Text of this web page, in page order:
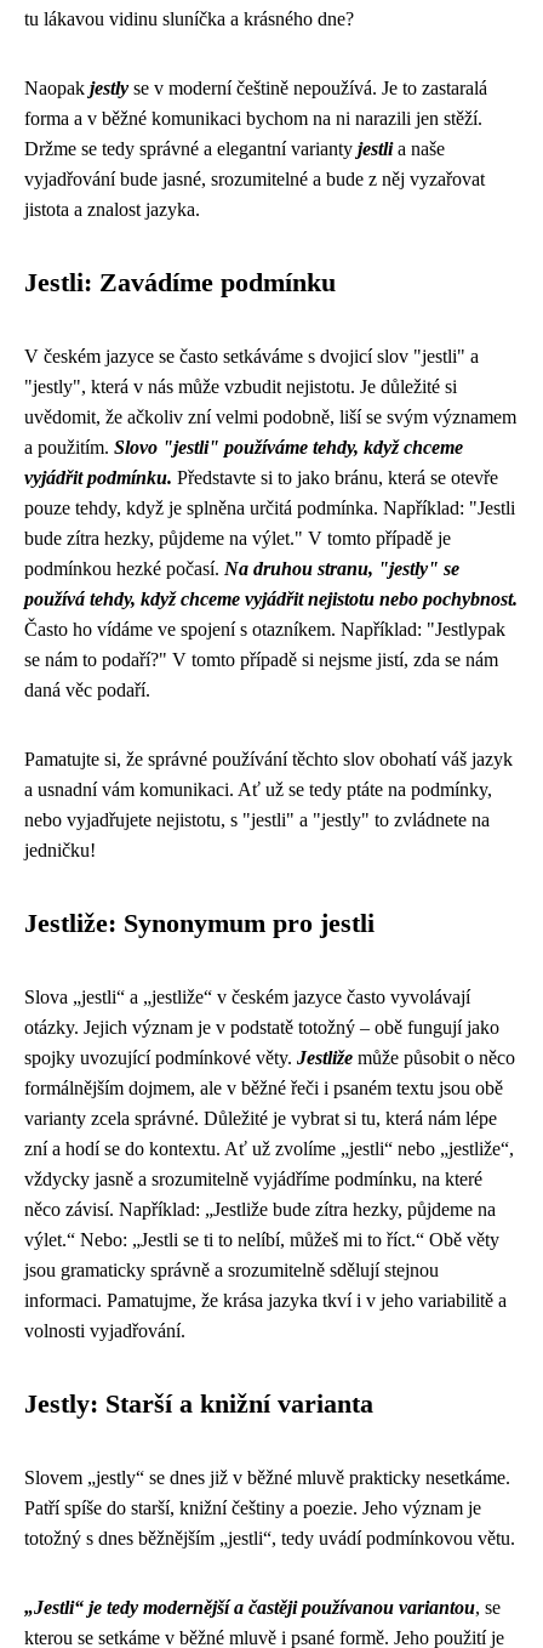
tu lákavou vidinu sluníčka a krásného dne?
Naopak jestly se v moderní češtině nepoužívá. Je to zastaralá
forma a v běžné komunikaci bychom na ni narazili jen stěží.
Držme se tedy správné a elegantní varianty jestlia naše
vyjadřování bude jasné, srozumitelné a bude z něj vyzařovat
jistota a znalost jazyka.
Jestli: Zavádíme podmínku
V českém jazyce se často setkáváme s dvojicí slov "jestli" a
"jestly", která v nás může vzbudit nejistotu. Je důležité si
uvědomit, že ačkoliv zní velmi podobně, liší se svým významem
a použitím. Slovo "jestli" používáme tehdy, když chceme
vyjádřit podmínku. Představte si to jako bránu, která se otevře
pouze tehdy, když je splněna určitá podmínka. Například: "Jestli
bude zítra hezky, půjdeme na výlet." V tomto případě je
podmínkou hezké počasí. Na druhou stranu, "jestly" se
používá tehdy, když chceme vyjádřit nejistotu nebo pochybnost.
Často ho vídáme ve spojení s otazníkem. Například: "Jestlypak
se nám to podaří?" V tomto případě si nejsme jistí, zda se nám
daná věc podaří.
Pamatujte si, že správné používání těchto slov obohatí váš jazyk
a usnadní vám komunikaci. Ať už se tedy ptáte na podmínky,
nebo vyjadřujete nejistotu, s "jestli" a "jestly" to zvládnete na
jedničku!
Jestliže: Synonymum pro jestli
Slova „jestli“ a „jestliže“ v českém jazyce často vyvolávají
otázky. Jejich význam je v podstatě totožný – obě fungují jako
spojky uvozující podmínkové věty. Jestliže může působit o něco
formálnějším dojmem, ale v běžné řeči i psaném textu jsou obě
varianty zcela správné. Důležité je vybrat si tu, která nám lépe
zní a hodí se do kontextu. Ať už zvolíme „jestli“ nebo „jestliže“,
vždycky jasně a srozumitelně vyjádříme podmínku, na které
něco závisí. Například: „Jestliže bude zítra hezky, půjdeme na
výlet.“ Nebo: „Jestli se ti to nelíbí, můžeš mi to říct.“ Obě věty
jsou gramaticky správně a srozumitelně sdělují stejnou
informaci. Pamatujme, že krása jazyka tkví i v jeho variabilitě a
volnosti vyjadřování.
Jestly: Starší a knižní varianta
Slovem „jestly“ se dnes již v běžné mluvě prakticky nesetkáme.
Patří spíše do starší, knižní češtiny a poezie. Jeho význam je
totožný s dnes běžnějším „jestli“, tedy uvádí podmínkovou větu.
„Jestli“ je tedy modernější a častěji používanou variantou, se
kterou se setkáme v běžné mluvě i psané formě. Jeho použití je